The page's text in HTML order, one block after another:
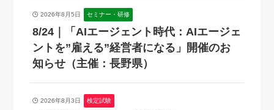
2026年8月5日 セミナー・研修
8/24｜「AIエージェント時代：AIエージェ
ントを”雇える”経営者になる」開催のお
知らせ（主催：長野県）
2026年8月3日 検定試験